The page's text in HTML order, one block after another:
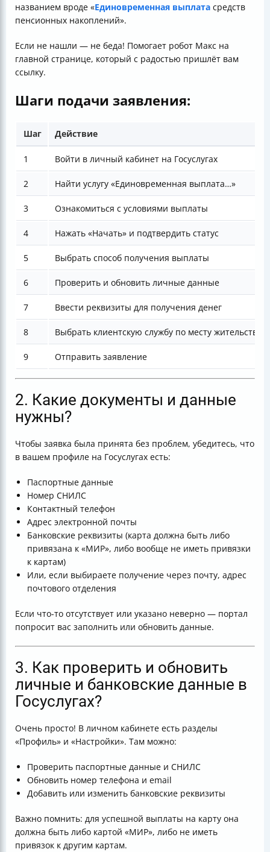
названием вроде «Единовременная выплата средств
пенсионных накоплений».
Если не нашли — не беда! Помогает робот Макс на
главной странице, который с радостью пришлёт вам
ссылку.
Шаги подачи заявления:
Шаг Действие
1 Войти в личный кабинет на Госуслугах
2 Найти услугу «Единовременная выплата…»
3 Ознакомиться с условиями выплаты
4 Нажать «Начать» и подтвердить статус
5 Выбрать способ получения выплаты
6 Проверить и обновить личные данные
7 Ввести реквизиты для получения денег
8 Выбрать клиентскую службу по месту жительства
9 Отправить заявление
2. Какие документы и данные
нужны?
Чтобы заявка была принята без проблем, убедитесь, что
в вашем профиле на Госуслугах есть:
Паспортные данные
Номер СНИЛС
Контактный телефон
Адрес электронной почты
Банковские реквизиты (карта должна быть либо
привязана к «МИР», либо вообще не иметь привязки
к картам)
Или, если выбираете получение через почту, адрес
почтового отделения
Если что-то отсутствует или указано неверно — портал
попросит вас заполнить или обновить данные.
3. Как проверить и обновить
личные и банковские данные в
Госуслугах?
Очень просто! В личном кабинете есть разделы
«Профиль» и «Настройки». Там можно:
Проверить паспортные данные и СНИЛС
Обновить номер телефона и email
Добавить или изменить банковские реквизиты
Важно помнить: для успешной выплаты на карту она
должна быть либо картой «МИР», либо не иметь
привязок к другим картам.